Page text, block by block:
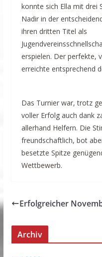
konnte sich Ella mit drei
Nadir in der
ihren dritten Titel als
erspielen. Der perfekte,
erreichte entsprechend
Das Turnier war, trotz
voller Erfolg auch dank
allerhand Helfern. Die
freundschaftlich, bot
besetzte Spitze
Wettbewerb.
Erfolgreicher
Archiv